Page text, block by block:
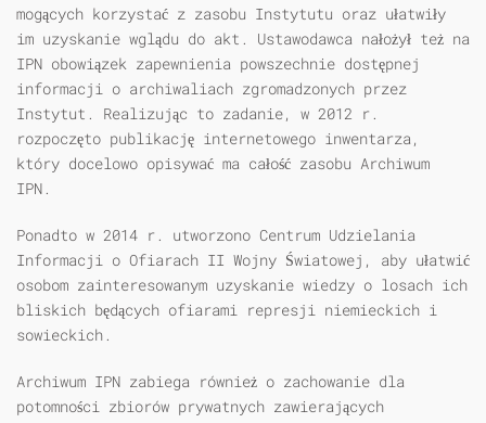
mogących korzystać z zasobu Instytutu oraz ułatwiły
im uzyskanie wglądu do akt. Ustawodawca nałożył też na
IPN obowiązek zapewnienia powszechnie dostępnej
informacji o archiwaliach zgromadzonych przez
Instytut. Realizując to zadanie, w 2012 r.
rozpoczęto publikację internetowego inwentarza,
który docelowo opisywać ma całość zasobu Archiwum
IPN.
Ponadto w 2014 r. utworzono Centrum Udzielania
Informacji o Ofiarach II Wojny Światowej, aby ułatwić
osobom zainteresowanym uzyskanie wiedzy o losach ich
bliskich będących ofiarami represji niemieckich i
sowieckich.
Archiwum IPN zabiega również o zachowanie dla
potomności zbiorów prywatnych zawierających